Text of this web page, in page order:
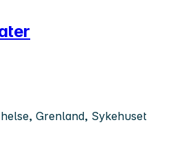
Grenland, Sykehuset